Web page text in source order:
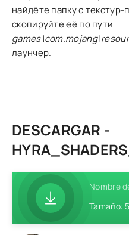
найдёте папку с
скопируйте её по пути
лаунчер.
DESCARGAR -
Tamaño: